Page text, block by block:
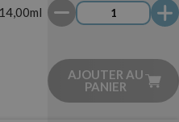
14,00ml
AJOUTER AU
PANIER